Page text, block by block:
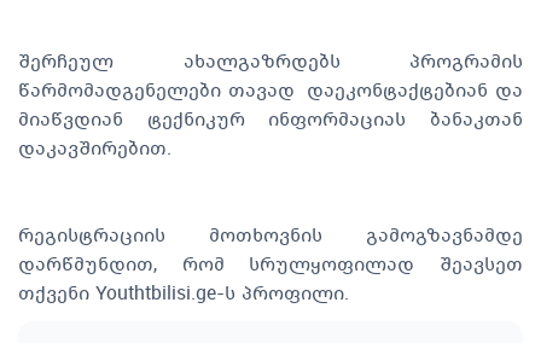
შერჩეულ ახალგაზრდებს პროგრამის
წარმომადგენელები თავად დაეკონტაქტებიან და
მიაწვდიან ტექნიკურ ინფორმაციას ბანაკთან
დაკავშირებით.
რეგისტრაციის მოთხოვნის გამოგზავნამდე
დარწმუნდით, რომ სრულყოფილად შეავსეთ
თქვენი Youthtbilisi.ge-ს პროფილი.